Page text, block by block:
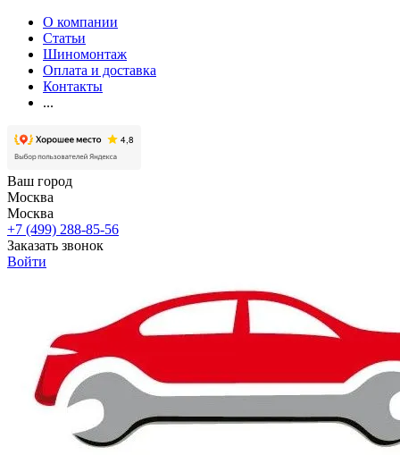
О компании
Статьи
Шиномонтаж
Оплата и доставка
Контакты
...
Ваш город
Москва
Москва
+7 (499) 288-85-56
Заказать звонок
Войти